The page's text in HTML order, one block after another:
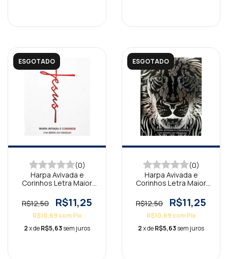
ESGOTADO
(0)
Harpa Avivada e
Corinhos Letra Maior
R$12,50
R$11,25
R$10,69 com Pix
2x deR$5,63sem juros
ESGOTADO
(0)
Harpa Avivada e
Corinhos Letra Maior
R$12,50
R$11,25
R$10,69 com Pix
2x deR$5,63sem juros